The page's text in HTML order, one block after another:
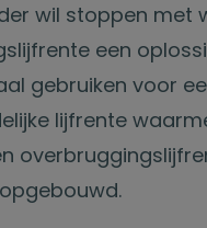
wil stoppen met
een
gebruiken voor
lijfrente